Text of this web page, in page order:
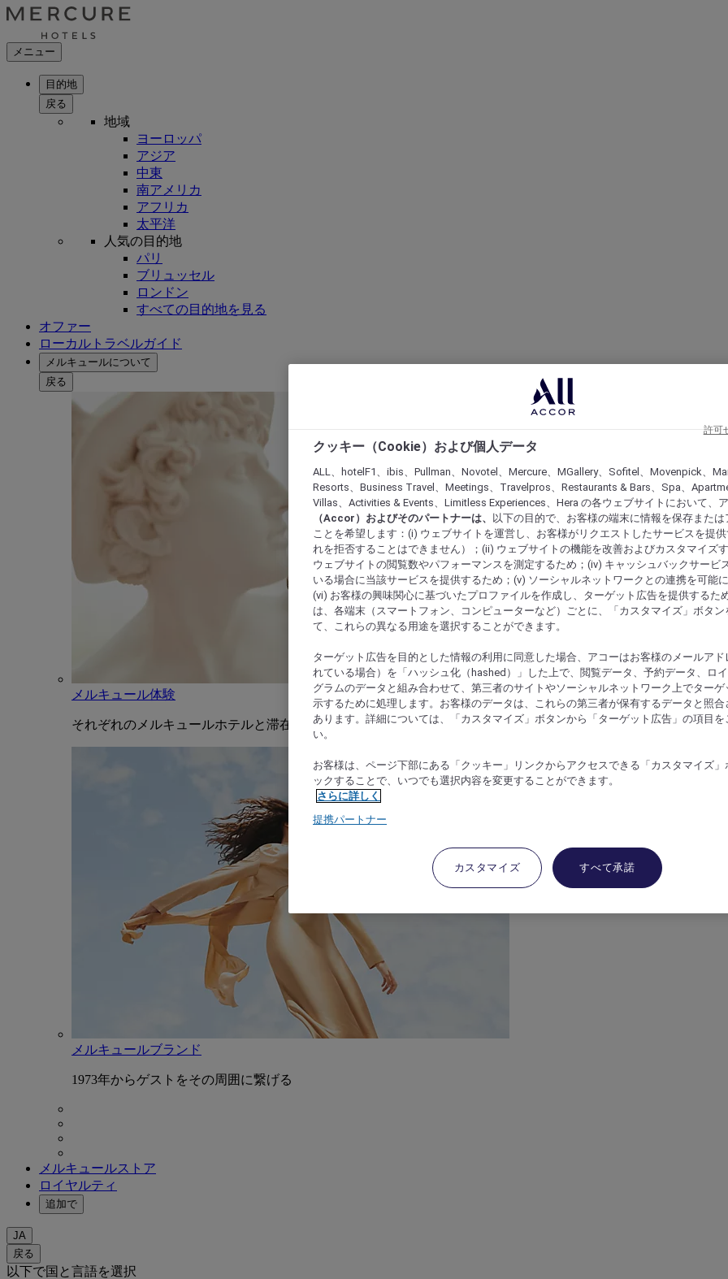
メニュー
目的地
戻る
地域
ヨーロッパ
アジア
中東
南アメリカ
アフリカ
太平洋
人気の目的地
パリ
ブリュッセル
ロンドン
すべての目的地を見る
オファー
ローカルトラベルガイド
メルキュールについて
戻る
メルキュール体験
それぞれのメルキュールホテルと滞在をユニークにするものを発見してください
メルキュールブランド
1973年からゲストをその周囲に繋げる
メルキュールストア
ロイヤルティ
追加で
JA
戻る
以下で国と言語を選択
クッキー（Cookie）および個人データ
ALL、hotelF1、ibis、Pullman、Novotel、Mercure、MGallery、Sofitel、Movenpick、
Resorts、Business Travel、Meetings、Travelpros、Restaurants & Bars、Spa、
Villas、Activities & Events、Limitless Experiences、Hera の各ウェブサイトにおいて、
（Accor）およびそのパートナーは、
以下の目的で、お客様の端末に情報を保存または
ことを希望します：(i) ウェブサイトを運営し、お客様がリクエストしたサービスを提供
れを拒否することはできません）；(ii) ウェブサイトの機能を改善およびカスタマイズ
ウェブサイトの閲覧数やパフォーマンスを測定するため；(iv) キャッシュバックサービ
いる場合に当該サービスを提供するため；(v) ソーシャルネットワークとの連携を可能
(vi) お客様の興味関心に基づいたプロファイルを作成し、ターゲット広告を提供するた
は、各端末（スマートフォン、コンピューターなど）ごとに、「カスタマイズ」ボタン
て、これらの異なる用途を選択することができます。
ターゲット広告を目的とした情報の利用に同意した場合、アコーはお客様のメールアド
れている場合）を「ハッシュ化（hashed）」した上で、閲覧データ、予約データ、ロ
グラムのデータと組み合わせて、第三者のサイトやソーシャルネットワーク上でター
示するために処理します。お客様のデータは、これらの第三者が保有するデータと照合
あります。詳細については、「カスタマイズ」ボタンから「ターゲット広告」の項目を
い。
お客様は、ページ下部にある「クッキー」リンクからアクセスできる「カスタマイズ」
ックすることで、いつでも選択内容を変更することができます。
さらに詳しく
提携パートナー
カスタマイズ すべて承諾
許可